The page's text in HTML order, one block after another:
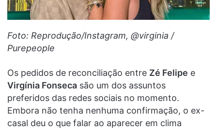
Foto: Reprodução/Instagram, @virginia /
Purepeople
Os pedidos de reconciliação entre Zé Felipe e
Virgínia Fonseca são um dos assuntos
preferidos das redes sociais no momento.
Embora não tenha nenhuma confirmação, o ex-
casal deu o que falar ao aparecer em clima